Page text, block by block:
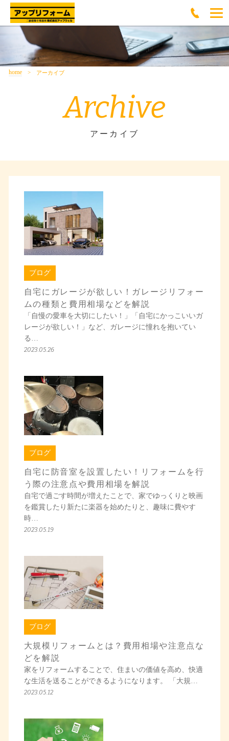
home アーカイブ
Archive
アーカイブ
ブログ
自宅にガレージが欲しい！ガレージリフォー
ムの種類と費用相場などを解説
「自慢の愛車を大切にしたい！」「自宅にかっこいいガ
レージが欲しい！」など、ガレージに憧れを抱いてい
る…
2023.05.26
ブログ
自宅に防音室を設置したい！リフォームを行
う際の注意点や費用相場を解説
自宅で過ごす時間が増えたことで、家でゆっくりと映画
を鑑賞したり新たに楽器を始めたりと、趣味に費やす
時…
2023.05.19
ブログ
大規模リフォームとは？費用相場や注意点な
どを解説
家をリフォームすることで、住まいの価値を高め、快適
な生活を送ることができるようになります。 「大規…
2023.05.12